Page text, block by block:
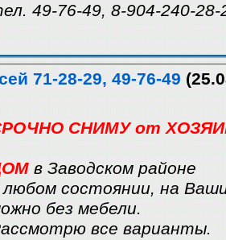
49-76-49, 8-904-240-28-
71-28-29, 49-76-49
СНИМУ от
в Заводском районе
любом состоянии, на
без мебели.
все варианты.